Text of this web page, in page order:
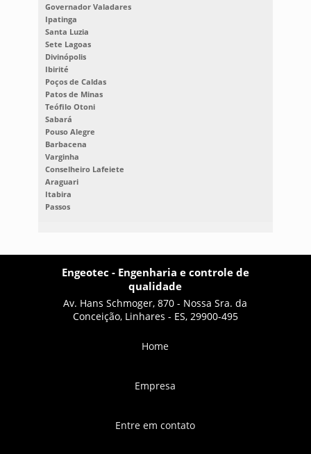
Governador Valadares
Ipatinga
Santa Luzia
Sete Lagoas
Divinópolis
Ibirité
Poços de Caldas
Patos de Minas
Teófilo Otoni
Sabará
Pouso Alegre
Barbacena
Varginha
Conselheiro Lafeiete
Araguari
Itabira
Passos
Engeotec - Engenharia e controle de
qualidade
Av. Hans Schmoger, 870 - Nossa Sra. da
Conceição, Linhares - ES, 29900-495
Home
Empresa
Entre em contato